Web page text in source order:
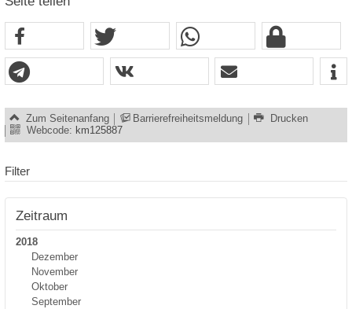
Zum Seitenanfang Barrierefreiheitsmeldung
Drucken
Webcode: km125887
Filter
Zeitraum
2018
Dezember
November
Oktober
September